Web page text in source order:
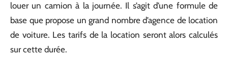
louer un camion à la journée. Il s’agit d’une formule de
base que propose un grand nombre d’agence de location
de voiture. Les tarifs de la location seront alors calculés
sur cette durée.